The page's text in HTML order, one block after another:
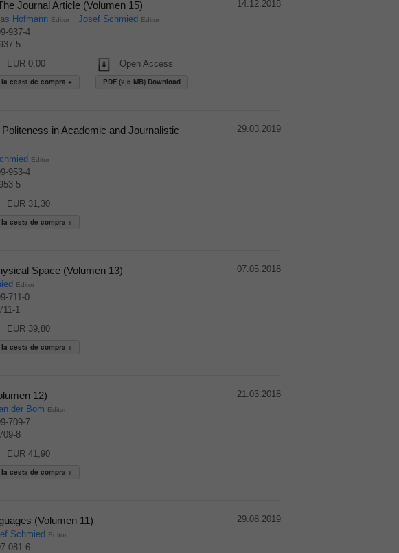
Journal Article (Volumen 15)
Hofmann Editor Josef Schmied Editor
937-4
5
EUR 0,00 Open Access
PDF (2,6 MB) Download
14.12.2018
in Academic and Journalistic
Editor
953-4
5
EUR 31,30
29.03.2019
Space (Volumen 13)
Editor
711-0
1
EUR 39,80
07.05.2018
12)
der Bom Editor
709-7
8
EUR 41,90
21.03.2018
(Volumen 11)
Schmied Editor
081-6
29.08.2019